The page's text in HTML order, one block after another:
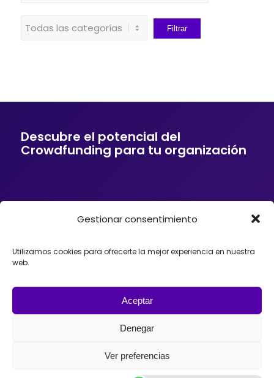
Gestionar consentimiento
Utilizamos cookies para ofrecerte la mejor experiencia en nuestra
web.
Aceptar
Denegar
Ver preferencias
Descubre el potencial del
Crowdfunding para tu organización
Si tu empresa o entidad quiere ofrecer a sus
fundraising, podemos ayudarte. Trabajamos con
organizaciones que desean incorporar el
proyectos, diseñando estrategias y
acompañando el lanzamiento de campañas con
éxito en España, México o Argentina.